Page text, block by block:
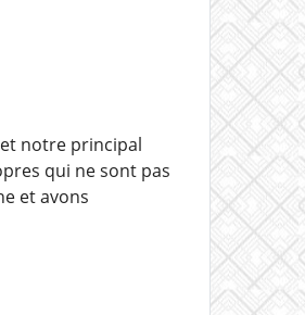
notre principal
qui ne sont pas
et avons